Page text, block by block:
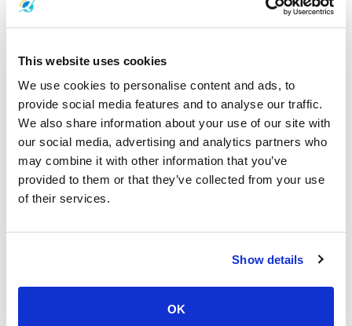
This website uses cookies
We use cookies to personalise content and ads, to
provide social media features and to analyse our traffic.
We also share information about your use of our site with
our social media, advertising and analytics partners who
may combine it with other information that you’ve
provided to them or that they’ve collected from your use
of their services.
Show details
OK
도시를 즐기고 싶다면 Phantip Ferries를 이용하여 여행의 꿈을 실현
해 보세요.
그들은 당신이 결코 잊지 못할 멋진 여행을 할 수 있도록 도와줄 것입
니다! Phantip Ferries는 신뢰할 수 있고 편안한 서비스를 제공해 온
오랜 역사를 가지고 있습니다. 훌륭한 페리 서비스와 교통수단을 이
용해 태국의 아름다운 섬을 탐험해 보세요.
사명: 태국 남부의 태피스트리를 원활하게 연결 Phantip Ferries는 승
할 수 있도록 하고자 합니다. 우리는 모든 여행자가 편안하고 즐거운
여행을 통해 태국 남부의 자연과 문화가 얼마나 놀라운지 확인할 수